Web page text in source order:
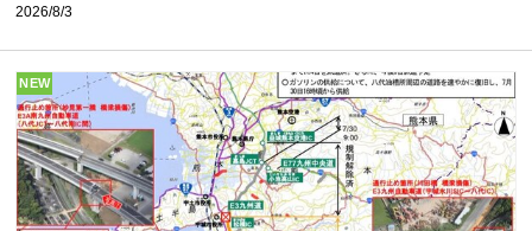
2026/8/3
NEW